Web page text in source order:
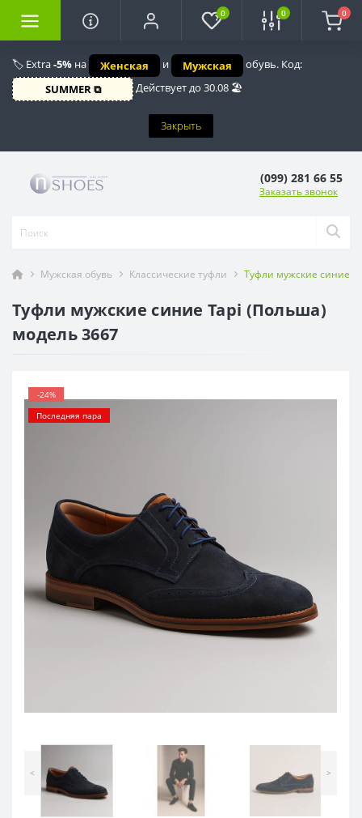
🏷️ Extra-5% на Женская и Мужская
обувь. Код:
SUMMER ⧉
Действует до 30.08 🏖️
Закрыть
0 0 0
(099) 281 66 55
Заказать звонок
Мужская обувь Классические туфли Туфли мужские синие
Туфли мужские синие Tapi (Польша)
модель 3667
-24%
Последняя пара
< >